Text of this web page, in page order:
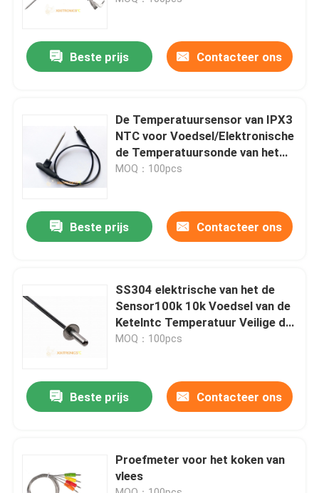
Producten
Ongeveer ons
Fabrieksreis
Contacteer ons
Nieuws
Gevallen
Medische Temperatuursondes
Beste prijs Contacteer ons
De Temperatuursensor van IPX3
NTC voor Voedsel/Elektronische
de Temperatuursonde van het
Saldovlees mff-33 Reeksen
MOQ：100pcs
Beste prijs Contacteer ons
SS304 elektrische van het de
Sensor100k 10k Voedsel van de
Ketelntc Temperatuur Veilige de
Temperatuursonde
MOQ：100pcs
Beste prijs Contacteer ons
Proefmeter voor het koken van
vlees